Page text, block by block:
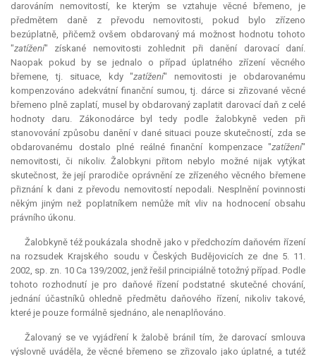
darováním nemovitostí, ke kterým se vztahuje věcné břemeno, je
předmětem daně z převodu nemovitosti, pokud bylo zřízeno
bezúplatně, přičemž ovšem obdarovaný má možnost hodnotu tohoto
"zatížení" získané nemovitosti zohlednit při danění darovací daní.
Naopak pokud by se jednalo o případ úplatného zřízení věcného
břemene, tj. situace, kdy "zatížení" nemovitosti je obdarovanému
kompenzováno adekvátní finanční sumou, tj. dárce si zřizované věcné
břemeno plně zaplatí, musel by obdarovaný zaplatit darovací daň z celé
hodnoty daru. Zákonodárce byl tedy podle žalobkyně veden při
stanovování způsobu danění v dané situaci pouze skutečností, zda se
obdarovanému dostalo plné reálné finanční
kompenzace"zatížení"
nemovitosti, či nikoliv. Žalobkyni přitom nebylo možné nijak vytýkat
skutečnost, že její prarodiče oprávnění ze zřízeného věcného břemene
přiznání k dani z převodu nemovitostí nepodali. Nesplnění povinnosti
někým jiným než poplatníkem nemůže mít vliv na hodnocení obsahu
právního úkonu.
Žalobkyně též poukázala shodně jako v předchozím daňovém řízení
na rozsudek Krajského soudu v Českých Budějovicích ze dne 5. 11.
2002, sp. zn. 10 Ca 139/2002, jenž řešil principiálně totožný případ. Podle
tohoto rozhodnutí je pro daňové řízení podstatné skutečné chování,
jednání účastníků ohledně předmětu daňového řízení, nikoliv takové,
které je pouze formálně sjednáno, ale nenaplňováno.
Žalovaný se ve vyjádření k žalobě bránil tím, že darovací smlouva
výslovně uváděla, že věcné břemeno se zřizovalo jako úplatné, a tutéž